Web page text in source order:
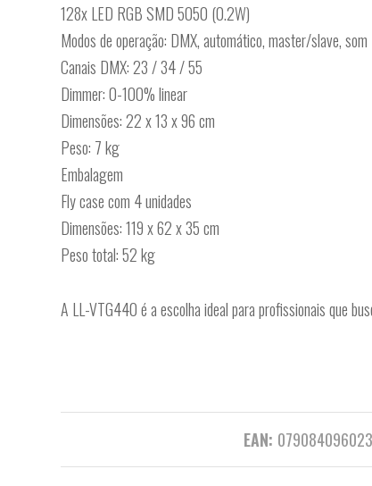
128x LED RGB SMD 5050 (0.2W)
Modos de operação: DMX, automático, master/slave, som
Canais DMX: 23 / 34 / 55
Dimmer: 0-100% linear
Dimensões: 22 x 13 x 96 cm
Peso: 7 kg
Embalagem
Fly case com 4 unidades
Dimensões: 119 x 62 x 35 cm
Peso total: 52 kg
A LL-VTG440 é a escolha ideal para profissionais que
EAN: